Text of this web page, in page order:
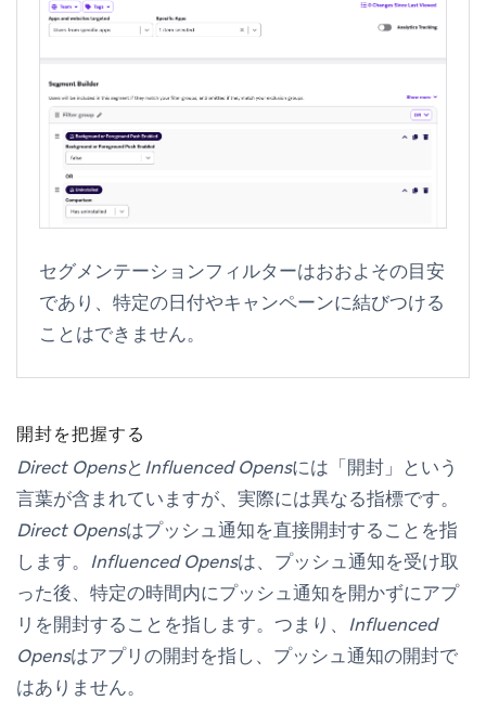
セグメンテーションフィルターはおおよその目安
であり、特定の日付やキャンペーンに結びつける
ことはできません。
開封を把握する
Direct OpensとInfluenced Opensには「開封」という
言葉が含まれていますが、実際には異なる指標です。
Direct Opensはプッシュ通知を直接開封することを指
します。 Influenced Opensは、プッシュ通知を受け取
った後、特定の時間内にプッシュ通知を開かずにアプ
リを開封することを指します。つまり、 Influenced
Opensはアプリの開封を指し、プッシュ通知の開封で
はありません。